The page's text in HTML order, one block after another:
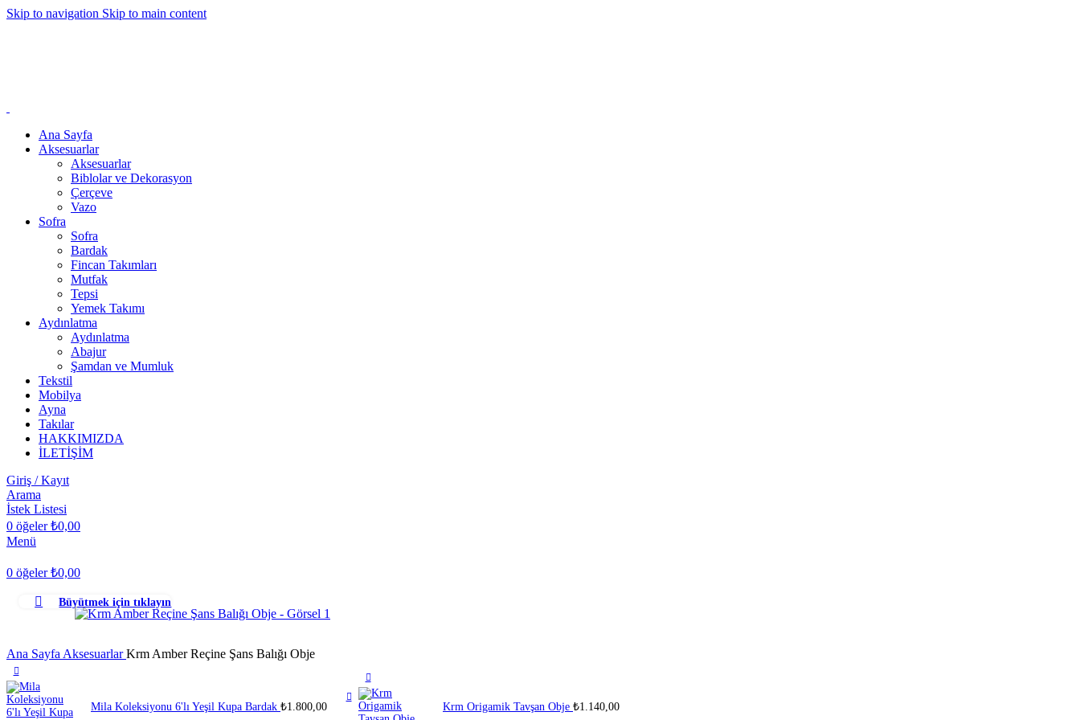
Skip to navigation Skip to main content
Ana Sayfa
Aksesuarlar
Aksesuarlar
Biblolar ve Dekorasyon
Çerçeve
Vazo
Sofra
Sofra
Bardak
Fincan Takımları
Mutfak
Tepsi
Yemek Takımı
Aydınlatma
Aydınlatma
Abajur
Şamdan ve Mumluk
Tekstil
Mobilya
Ayna
Takılar
HAKKIMIZDA
İLETİŞİM
Giriş / Kayıt
Arama
İstek Listesi
0 öğeler ₺0,00
Menü
0 öğeler ₺0,00
Büyütmek için tıklayın
Ana Sayfa AksesuarlarKrm Amber Reçine Şans Balığı Obje
Mila Koleksiyonu 6'lı Yeşil Kupa Bardak ₺1.800,00 Krm Origamik Tavşan Obje ₺1.140,00